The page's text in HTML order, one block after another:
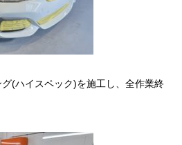
(ハイスペック)を施工し、全作業終